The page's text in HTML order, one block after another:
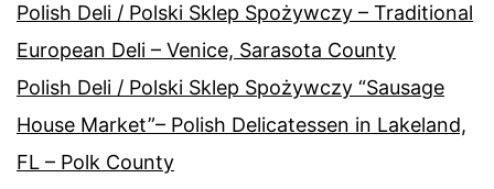
Polish Deli / Polski Sklep Spożywczy – Traditional
European Deli – Venice, Sarasota County
Polish Deli / Polski Sklep Spożywczy “Sausage
House Market”– Polish Delicatessen in Lakeland,
FL – Polk County